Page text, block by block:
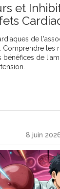
et
de
Comprendre les
bénéfices de
8 juin